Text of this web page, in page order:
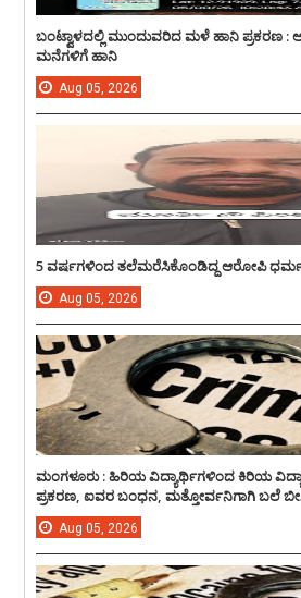
ಬಂಟ್ವಾಳದಲ್ಲಿ ಮುಂದುವರಿದ ಮಳೆ ಹಾನಿ ಪ್ರಕರಣ :
ಮನೆಗಳಿಗೆ ಹಾನಿ
Aug 05, 2026
5 ವರ್ಷಗಳಿಂದ ತಲೆಮರೆಸಿಕೊಂಡಿದ್ದ ಆರೋಪಿ
Aug 05, 2026
ಮಂಗಳೂರು : ಹಿರಿಯ ವಿದ್ಯಾರ್ಥಿಗಳಿಂದ ಕಿರಿಯ
ಪ್ರಕರಣ, ಐವರ ಬಂಧನ, ಮತ್ತೋರ್ವನಿಗಾಗಿ ಬಲೆ
Aug 05, 2026